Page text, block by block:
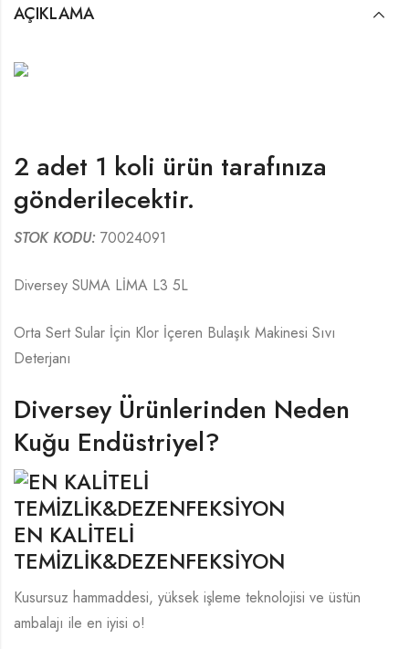
AÇIKLAMA
2 adet 1 koli ürün tarafınıza
gönderilecektir.
STOK KODU: 70024091
Diversey SUMA LİMA L3 5L
Orta Sert Sular İçin Klor İçeren Bulaşık Makinesi Sıvı
Deterjanı
Diversey Ürünlerinden Neden
Kuğu Endüstriyel?
EN KALİTELİ
TEMİZLİK&DEZENFEKSİYON
Kusursuz hammaddesi, yüksek işleme teknolojisi ve üstün
ambalajı ile en iyisi o!